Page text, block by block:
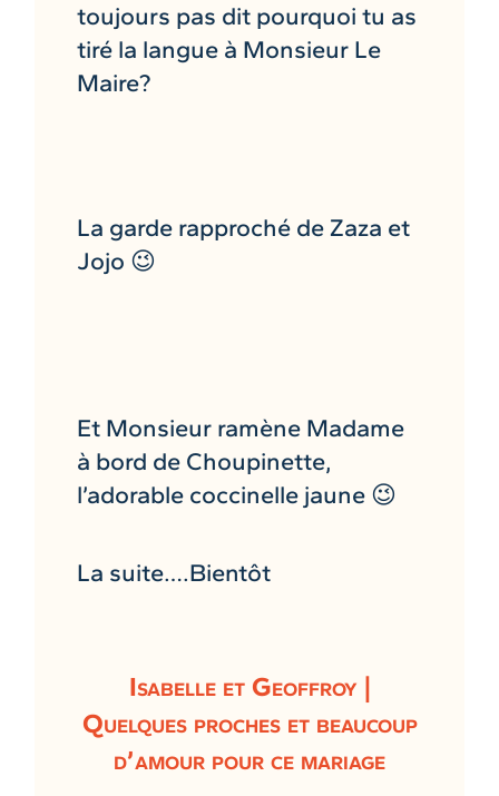
toujours pas dit pourquoi tu as
tiré la langue à Monsieur Le
Maire?
La garde rapproché de Zaza et
Jojo 😉
Et Monsieur ramène Madame
à bord de Choupinette,
l’adorable coccinelle jaune 😉
La suite….Bientôt
Isabelle et Geoffroy |
Quelques proches et beaucoup
d’amour pour ce mariage